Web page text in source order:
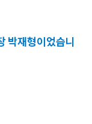
박재형이었습니